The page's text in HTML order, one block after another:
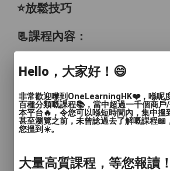
⭐️放鬆技巧
📃課程內容：
✏️運用呼吸球進行呼吸練習
✏️透過音樂律動進行熱身
✏️運用(情緒/瑜伽)繪本引入
✏️進行瑜伽小遊戲學習體式
✏️建立靜觀習慣
應用，可以有效提升兒童的專
Hello，大家好！😄
非常歡迎嚟到OneLearningHK❤️，喺呢
百種分類嘅課程📚，當中超過一千個商
本平台🔥，令您可以喺短時間內，集中搵
甚至瀏覽之前，未曾諗過去了解嘅課程📖
您搵到☀️。
大量高質課程，等您報讀！